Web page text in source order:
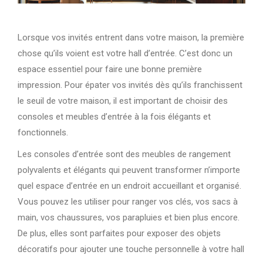
Lorsque vos invités entrent dans votre maison, la première
chose qu’ils voient est votre hall d’entrée. C’est donc un
espace essentiel pour faire une bonne première
impression. Pour épater vos invités dès qu’ils franchissent
le seuil de votre maison, il est important de choisir des
consoles et meubles d’entrée à la fois élégants et
fonctionnels.
Les consoles d’entrée sont des meubles de rangement
polyvalents et élégants qui peuvent transformer n’importe
quel espace d’entrée en un endroit accueillant et organisé.
Vous pouvez les utiliser pour ranger vos clés, vos sacs à
main, vos chaussures, vos parapluies et bien plus encore.
De plus, elles sont parfaites pour exposer des objets
décoratifs pour ajouter une touche personnelle à votre hall